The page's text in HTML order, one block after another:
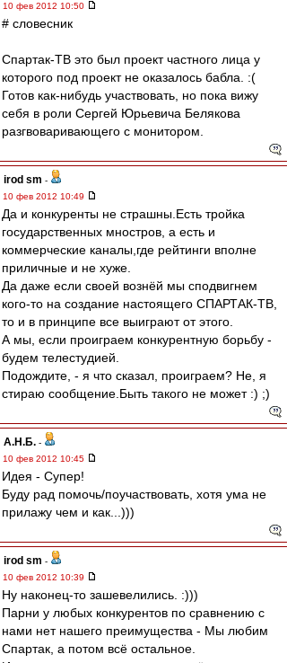
10 фев 2012 10:50
# словесник
Спартак-ТВ это был проект частного лица у
которого под проект не оказалось бабла. :(
Готов как-нибудь участвовать, но пока вижу
себя в роли Сергей Юрьевича Белякова
разгвоваривающего с монитором.
irod sm -
10 фев 2012 10:49
Да и конкуренты не страшны.Есть тройка
государственных мностров, а есть и
коммерческие каналы,где рейтинги вполне
приличные и не хуже.
Да даже если своей вознёй мы сподвигнем
кого-то на создание настоящего СПАРТАК-ТВ,
то и в принципе все выиграют от этого.
А мы, если проиграем конкурентную борьбу -
будем телестудией.
Подождите, - я что сказал, проиграем? Не, я
стираю сообщение.Быть такого не может :) ;)
А.Н.Б. -
10 фев 2012 10:45
Идея - Супер!
Буду рад помочь/поучаствовать, хотя ума не
прилажу чем и как...)))
irod sm -
10 фев 2012 10:39
Ну наконец-то зашевелились. :)))
Парни у любых конкурентов по сравнению с
нами нет нашего преимущества - Мы любим
Спартак, а потом всё остальное.